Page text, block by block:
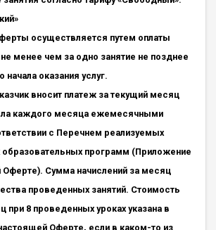
осуществляется путем оплаты
не менее чем за одно занятие не позднее
начала оказания услуг.
вносит платеж за текущий месяц
каждого месяца ежемесячными
с Перечнем реализуемых
образовательных программ (Приложение
Сумма начислений за месяц
проведенных занятий. Стоимость
при 8 проведенных уроках указана в
Оферте, если в каком-то из